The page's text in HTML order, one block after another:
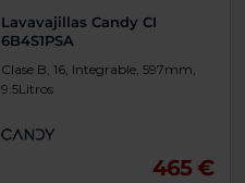
Lavavajillas Candy CI
6B4S1PSA
Clase B, 16, Integrable, 597mm,
9.5Litros
465 €